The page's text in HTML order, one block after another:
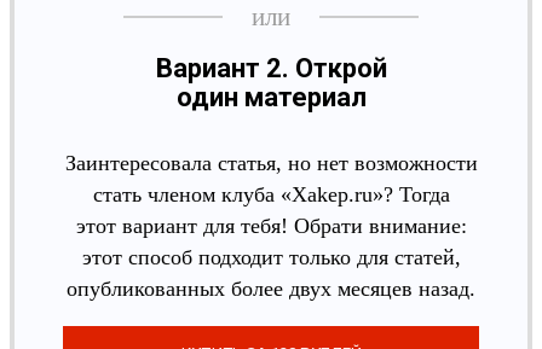
Вариант 2. Открой
один материал
Заинтересовала статья, но нет возможности
стать членом клуба «Xakep.ru»? Тогда
этот вариант для тебя! Обрати внимание:
этот способ подходит только для статей,
опубликованных более двух месяцев назад.